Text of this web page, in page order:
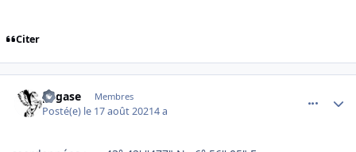
Citer
pegase Membres
Posté(e) le 17 août 20214 a